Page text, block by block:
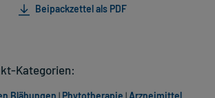
Beipackzettel als PDF
Kategorien:
Blähungen | Phytotherapie |Arzneimittel